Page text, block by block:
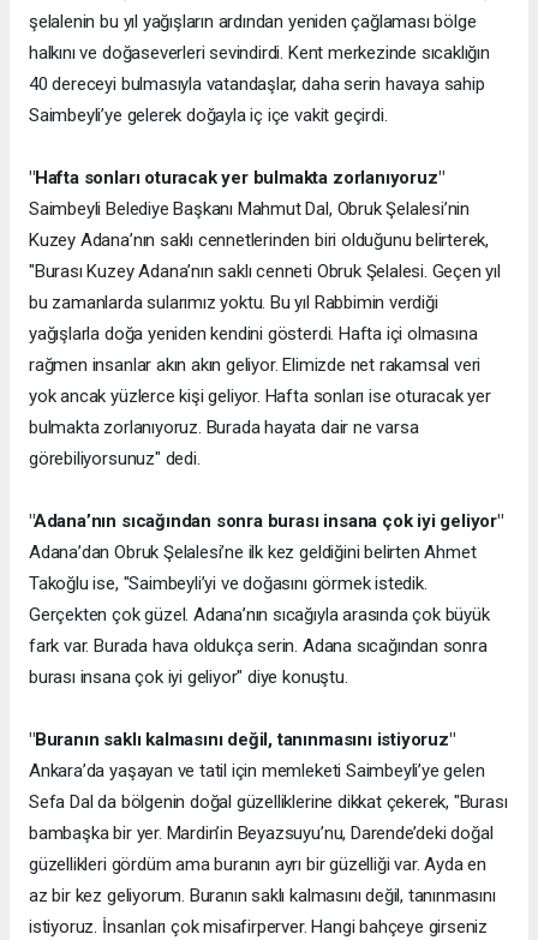
şelalenin bu yıl yağışların ardından yeniden çağlaması bölge
halkını ve doğaseverleri sevindirdi. Kent merkezinde sıcaklığın
40 dereceyi bulmasıyla vatandaşlar, daha serin havaya sahip
Saimbeyli’ye gelerek doğayla iç içe vakit geçirdi.
"Hafta sonları oturacak yer bulmakta zorlanıyoruz"
Saimbeyli Belediye Başkanı Mahmut Dal, Obruk Şelalesi’nin
Kuzey Adana’nın saklı cennetlerinden biri olduğunu belirterek,
"Burası Kuzey Adana’nın saklı cenneti Obruk Şelalesi. Geçen yıl
bu zamanlarda sularımız yoktu. Bu yıl Rabbimin verdiği
yağışlarla doğa yeniden kendini gösterdi. Hafta içi olmasına
rağmen insanlar akın akın geliyor. Elimizde net rakamsal veri
yok ancak yüzlerce kişi geliyor. Hafta sonları ise oturacak yer
bulmakta zorlanıyoruz. Burada hayata dair ne varsa
görebiliyorsunuz" dedi.
"Adana’nın sıcağından sonra burası insana çok iyi geliyor"
Adana’dan Obruk Şelalesi’ne ilk kez geldiğini belirten Ahmet
Takoğlu ise, "Saimbeyli’yi ve doğasını görmek istedik.
Gerçekten çok güzel. Adana’nın sıcağıyla arasında çok büyük
fark var. Burada hava oldukça serin. Adana sıcağından sonra
burası insana çok iyi geliyor" diye konuştu.
"Buranın saklı kalmasını değil, tanınmasını istiyoruz"
Ankara’da yaşayan ve tatil için memleketi Saimbeyli’ye gelen
Sefa Dal da bölgenin doğal güzelliklerine dikkat çekerek, "Burası
bambaşka bir yer. Mardin’in Beyazsuyu’nu, Darende’deki doğal
güzellikleri gördüm ama buranın ayrı bir güzelliği var. Ayda en
az bir kez geliyorum. Buranın saklı kalmasını değil, tanınmasını
istiyoruz. İnsanları çok misafirperver. Hangi bahçeye girseniz